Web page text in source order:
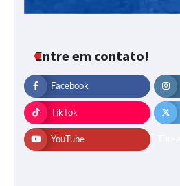
Entre em contato!
Facebook
TikTok
YouTube